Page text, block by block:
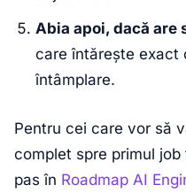
Abia apoi, dacă are
care întărește exact
întâmplare.
Pentru cei care vor să
complet spre primul
pas în Roadmap AI